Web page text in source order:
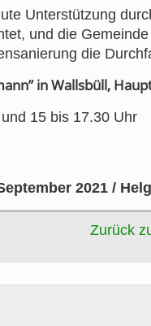
Unterstützung
und die
die
in Wallsbüll,
15 bis 17.30 Uhr
2021 /
Zurück